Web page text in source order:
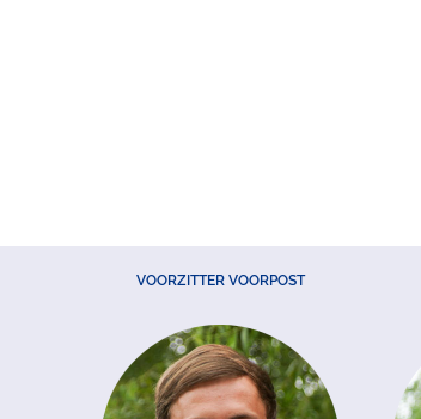
VOORZITTER VOORPOST